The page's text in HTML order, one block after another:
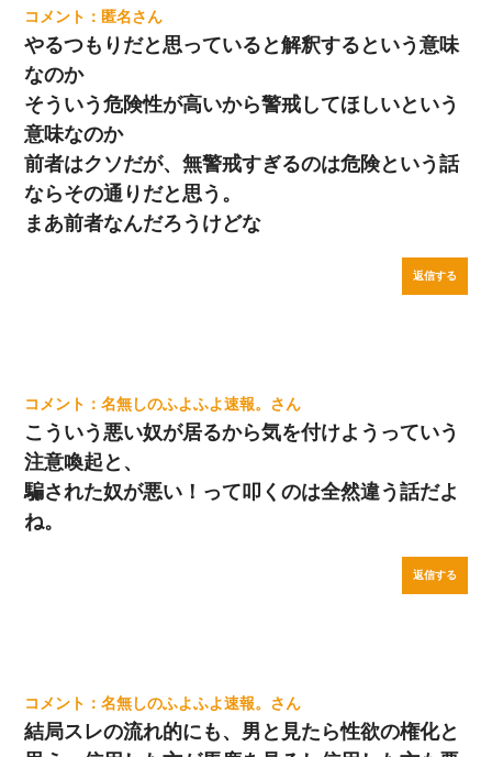
匿名
やるつもりだと思っていると解釈するという意味
なのか
そういう危険性が高いから警戒してほしいという
意味なのか
前者はクソだが、無警戒すぎるのは危険という話
ならその通りだと思う。
まあ前者なんだろうけどな
返信する
名無しのふよふよ速報。
こういう悪い奴が居るから気を付けようっていう
注意喚起と、
騙された奴が悪い！って叩くのは全然違う話だよ
ね。
返信する
名無しのふよふよ速報。
結局スレの流れ的にも、男と見たら性欲の権化と